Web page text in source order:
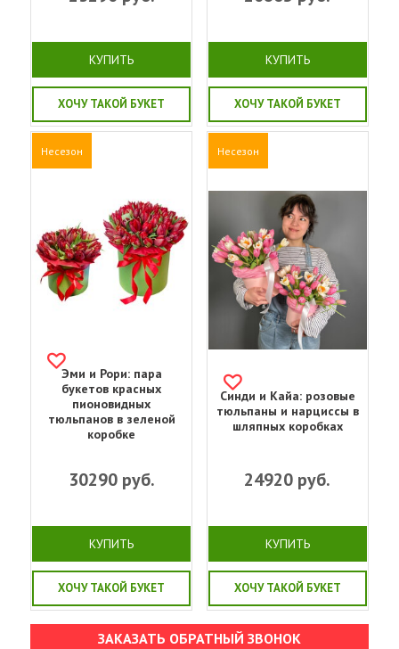
КУПИТЬ
ХОЧУ ТАКОЙ БУКЕТ
КУПИТЬ
ХОЧУ ТАКОЙ БУКЕТ
Несезон
Эми и Рори: пара
букетов красных
пионовидных
тюльпанов в зеленой
коробке
30290руб.
КУПИТЬ
ХОЧУ ТАКОЙ БУКЕТ
Несезон
Синди и Кайа: розовые
тюльпаны и нарциссы в
шляпных коробках
24920 руб.
КУПИТЬ
ХОЧУ ТАКОЙ БУКЕТ
ЗАКАЗАТЬ ОБРАТНЫЙ ЗВОНОК